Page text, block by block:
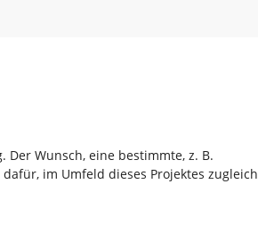
Wunsch, eine bestimmte, z. B.
im Umfeld dieses Projektes zugleich